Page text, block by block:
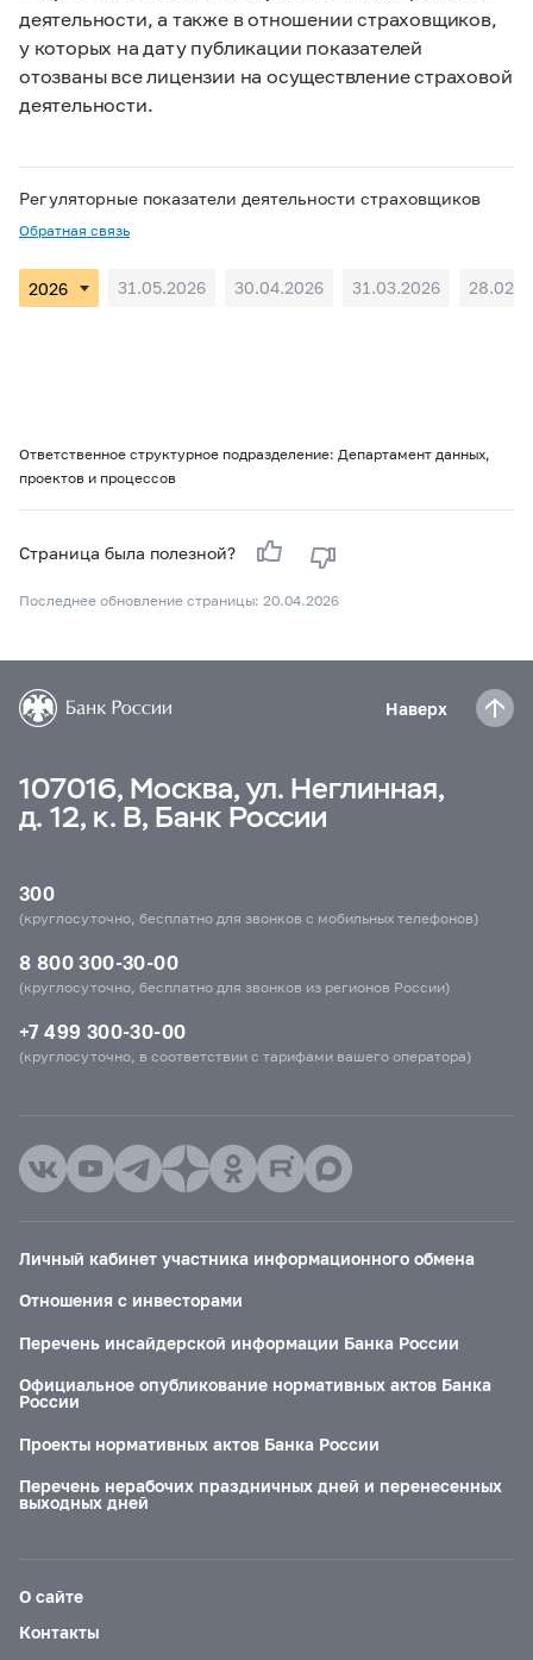
деятельности, а также в отношении страховщиков,
у которых на дату публикации показателей
отозваны все лицензии на осуществление страховой
деятельности.
Регуляторные показатели деятельности страховщиков
Обратная связь
31.05.2026 30.04.2026 31.03.2026
Ответственное структурное подразделение: Департамент данных,
проектов и процессов
Страница была полезной?
Последнее обновление страницы: 20.04.2026
Наверх
107016, Москва, ул. Неглинная,
д. 12, к. В, Банк России
300
(круглосуточно, бесплатно для звонков с мобильных телефонов)
8 800 300-30-00
(круглосуточно, бесплатно для звонков из регионов России)
+7 499 300-30-00
(круглосуточно, в соответствии с тарифами вашего оператора)
Личный кабинет участника информационного обмена
Отношения с инвесторами
Перечень инсайдерской информации Банка России
Официальное опубликование нормативных актов Банка
России
Проекты нормативных актов Банка России
Перечень нерабочих праздничных дней и перенесенных
выходных дней
О сайте
Контакты